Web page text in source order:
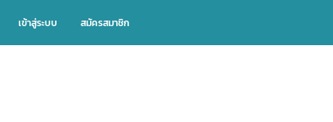
เข้าสู่ระบบ สมัครสมาชิก